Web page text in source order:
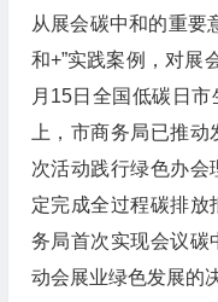
从展会碳中和的重要
和+”实践案例，对展
月15日全国低碳日
上，市商务局已推
次活动践行绿色办会
定完成全过程碳排
务局首次实现会议碳
动会展业绿色发展的